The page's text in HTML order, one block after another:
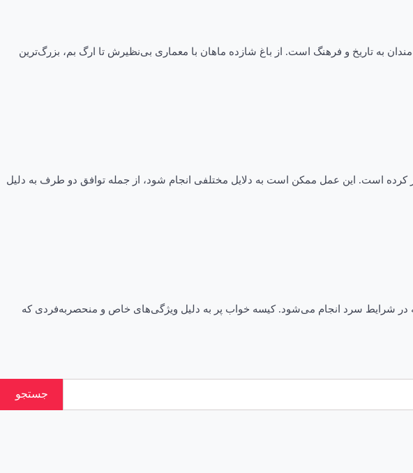
به تاریخ و فرهنگ است. از باغ شازده ماهان با معماری بی‌نظیرش تا ارگ بم، بزرگ‌ترین
است. این عمل ممکن است به دلایل مختلفی انجام شود، از جمله توافق دو طرف به دلیل
که در شرایط سرد انجام می‌شود. کیسه خواب پر به دلیل ویژگی‌های خاص و منحصربه‌فردی که